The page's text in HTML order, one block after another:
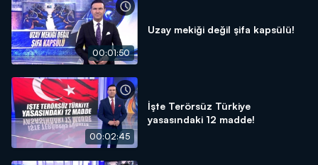
00:01:50
Uzay mekiği değil şifa kapsülü!
00:02:45
İşte Terörsüz Türkiye
yasasındaki 12 madde!